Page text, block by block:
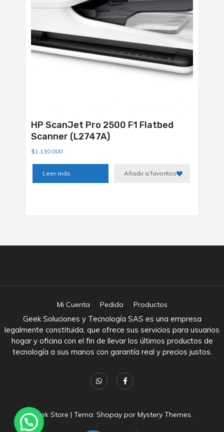
HP ScanJet Pro 2500 F1 Flatbed
Scanner (L2747A)
$1.130.000
Leer más Añadir a favoritos
Mi Cuenta Pedido Productos
Geek Soluciones y Tecnología SAS es una empresa
legalmente constituida, que ofrece sus servicios para usuarios
hogar y oficina con el fin de llevar los últimos productos de
tecnología a sus manos con garantía real y precios justos.
Geek Store | Tema: Shopay por Mystery Themes.